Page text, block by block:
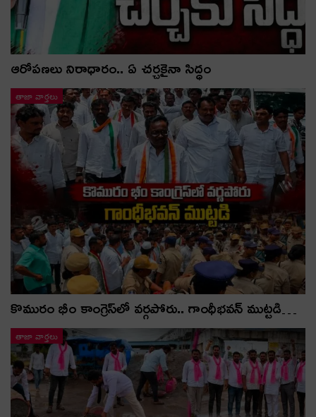
ఆరోపణలు నిరాధారం.. ఏ చర్చకైనా సిద్ధం
తాజా వార్తలు
కొమురం భీం కాంగ్రెస్‌లో వర్గపోరు.. గాంధీభవన్ ముట్టడి…
తాజా వార్తలు